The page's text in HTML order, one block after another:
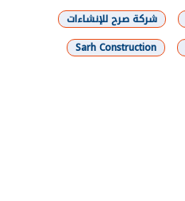
شركة صرح للإنشاءات
Sarh Construction